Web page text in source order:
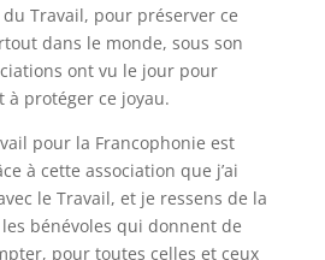
Travail, pour préserver ce
dans le monde, sous son
ont vu le jour pour
protéger ce joyau.
pour la Francophonie est
à cette association que j’ai
le Travail, et je ressens de la
bénévoles qui donnent de
pour toutes celles et ceux